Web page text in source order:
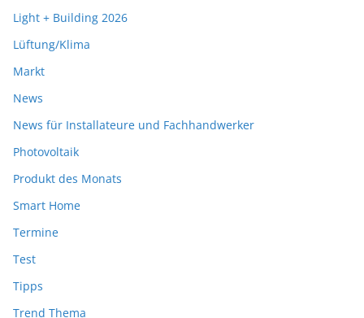
Light + Building 2026
Lüftung/Klima
Markt
News
News für Installateure und Fachhandwerker
Photovoltaik
Produkt des Monats
Smart Home
Termine
Test
Tipps
Trend Thema